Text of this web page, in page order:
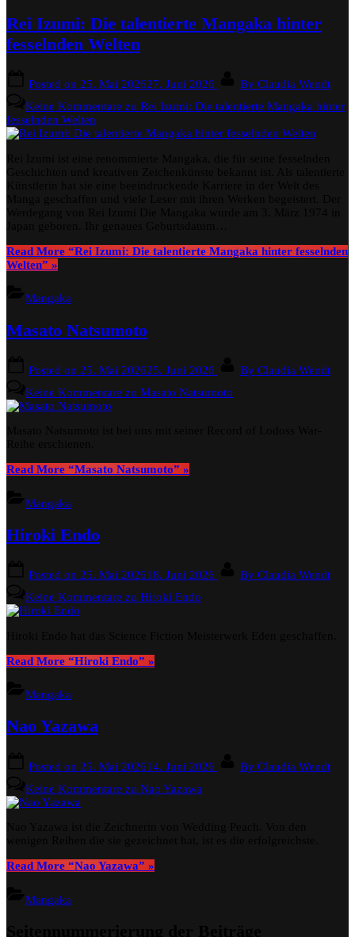
Rei Izumi: Die talentierte Mangaka hinter
fesselnden Welten
Posted on 25. Mai 202627. Juni 2026 By Claudia Wendt
Keine Kommentare zu Rei Izumi: Die talentierte Mangaka hinter
fesselnden Welten
Read More “Rei Izumi: Die talentierte Mangaka hinter fesselnden
Welten” »
Mangaka
Masato Natsumoto
Posted on 25. Mai 202625. Juni 2026 By Claudia Wendt
Keine Kommentare zu Masato Natsumoto
Read More “Masato Natsumoto” »
Mangaka
Hiroki Endo
Posted on 25. Mai 202618. Juni 2026 By Claudia Wendt
Keine Kommentare zu Hiroki Endo
Read More “Hiroki Endo” »
Mangaka
Nao Yazawa
Posted on 25. Mai 202614. Juni 2026 By Claudia Wendt
Keine Kommentare zu Nao Yazawa
Read More “Nao Yazawa” »
Mangaka